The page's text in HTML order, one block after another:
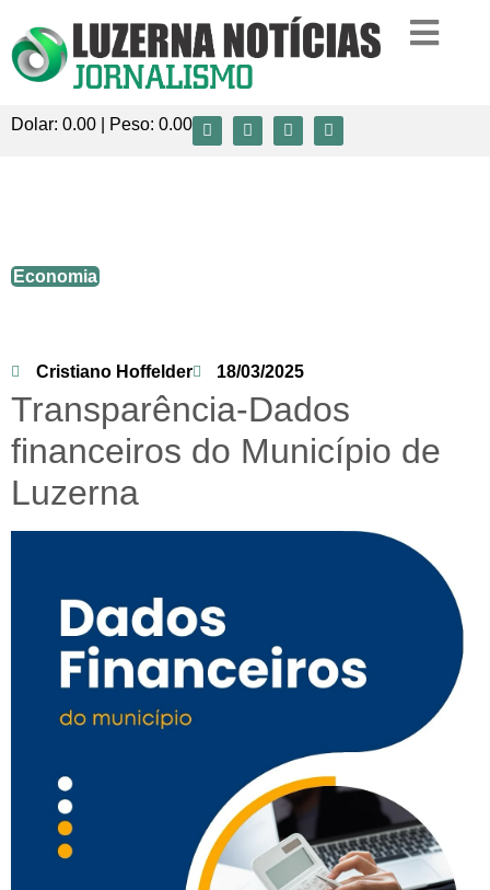
Dolar: 0.00 | Peso: 0.00
Economia
Cristiano Hoffelder 18/03/2025
Transparência-Dados
financeiros do Município de
Luzerna